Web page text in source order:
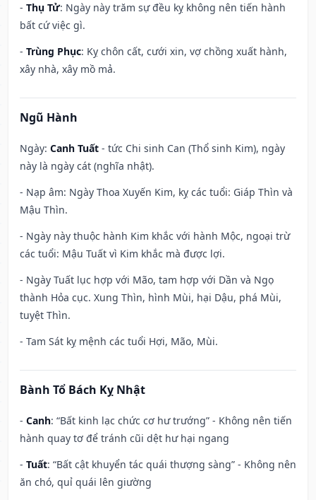
- Thụ Tử: Ngày này trăm sự đều kỵ không nên tiến hành
bất cứ việc gì.
- Trùng Phục: Kỵ chôn cất, cưới xin, vợ chồng xuất hành,
xây nhà, xây mồ mả.
Ngũ Hành
Ngày: Canh Tuất - tức Chi sinh Can (Thổ sinh Kim), ngày
này là ngày cát (nghĩa nhật).
- Nạp âm: Ngày Thoa Xuyến Kim, kỵ các tuổi: Giáp Thìn và
Mậu Thìn.
- Ngày này thuộc hành Kim khắc với hành Mộc, ngoại trừ
các tuổi: Mậu Tuất vì Kim khắc mà được lợi.
- Ngày Tuất lục hợp với Mão, tam hợp với Dần và Ngọ
thành Hỏa cục. Xung Thìn, hình Mùi, hại Dậu, phá Mùi,
tuyệt Thìn.
- Tam Sát kỵ mệnh các tuổi Hợi, Mão, Mùi.
Bành Tổ Bách Kỵ Nhật
- Canh: “Bất kinh lạc chức cơ hư trướng” - Không nên tiến
hành quay tơ để tránh cũi dệt hư hại ngang
- Tuất: “Bất cật khuyển tác quái thượng sàng” - Không nên
ăn chó, quỉ quái lên giường